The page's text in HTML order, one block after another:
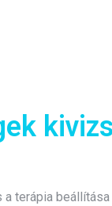
terápia